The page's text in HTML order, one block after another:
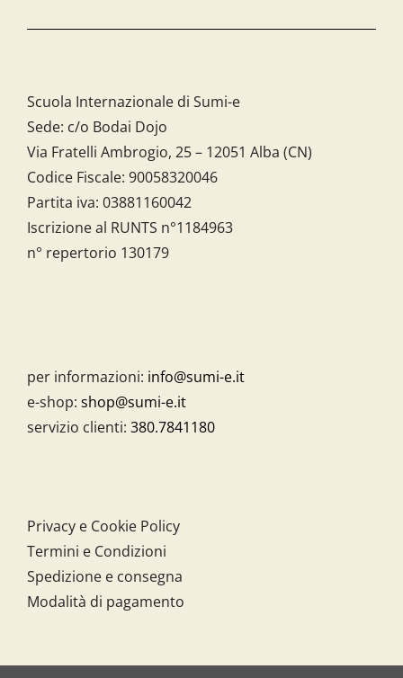
Scuola Internazionale di Sumi-e
Sede: c/o Bodai Dojo
Via Fratelli Ambrogio, 25 – 12051 Alba (CN)
Codice Fiscale: 90058320046
Partita iva: 03881160042
Iscrizione al RUNTS n°1184963
n° repertorio 130179
per informazioni: info@sumi-e.it
e-shop: shop@sumi-e.it
servizio clienti: 380.7841180
Privacy e Cookie Policy
Termini e Condizioni
Spedizione e consegna
Modalità di pagamento